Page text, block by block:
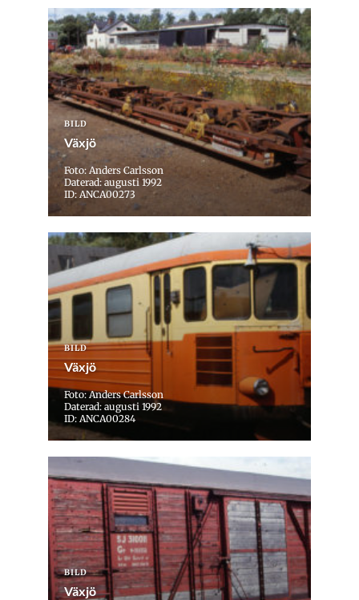
BILD
Växjö
Foto: Anders Carlsson
Daterad: augusti 1992
ID: ANCA00273
BILD
Växjö
Foto: Anders Carlsson
Daterad: augusti 1992
ID: ANCA00284
BILD
Växjö